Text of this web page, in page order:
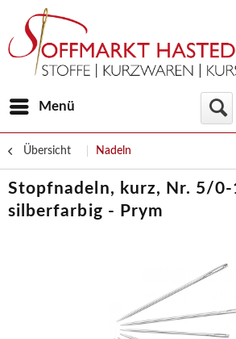
Menü
Übersicht Nadeln
Stopfnadeln, kurz, Nr. 5/
silberfarbig - Prym